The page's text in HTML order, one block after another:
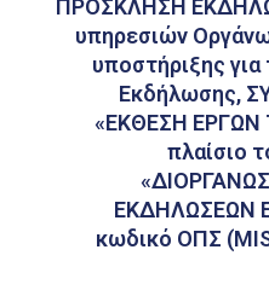
ΠΡΟΣΚΛΗΣΗ
υπηρεσιών
υποστήριξης
Εκδήλωσης,
«ΕΚΘΕΣΗ
πλαίσιο
ΕΚΔΗΛΩΣΕΩΝ
κωδικό ΟΠΣ